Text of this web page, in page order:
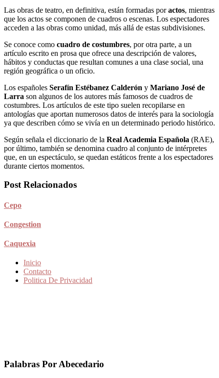
Las obras de teatro, en definitiva, están formadas poractos, mientras
que los actos se componen de cuadros o escenas. Los espectadores
acceden a las obras como unidad, más allá de estas subdivisiones.
Se conoce como cuadro de costumbres, por otra parte, a un
artículo escrito en prosa que ofrece una descripción de valores,
hábitos y conductas que resultan comunes a una clase social, una
región geográfica o un oficio.
Los españoles Serafín Estébanez Calderón y Mariano José de
Larra son algunos de los autores más famosos de cuadros de
costumbres. Los artículos de este tipo suelen recopilarse en
antologías que aportan numerosos datos de interés para la sociología
ya que describen cómo se vivía en un determinado periodo histórico.
Según señala el diccionario de la Real Academia Española (RAE),
por último, también se denomina cuadro al conjunto de intérpretes
que, en un espectáculo, se quedan estáticos frente a los espectadores
durante ciertos momentos.
Post Relacionados
Cepo
Congestion
Caquexia
Inicio
Contacto
Politica De Privacidad
Palabras Por Abecedario